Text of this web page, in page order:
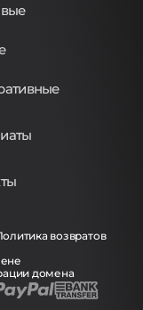
возвратов
домена